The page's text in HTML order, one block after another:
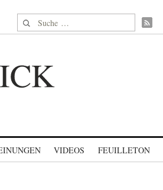
Suche nach:
VIDEOS FEUILLETON